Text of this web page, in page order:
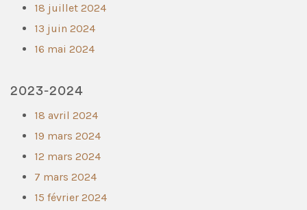
18 juillet 2024
13 juin 2024
16 mai 2024
2023-2024
18 avril 2024
19 mars 2024
12 mars 2024
7 mars 2024
15 février 2024